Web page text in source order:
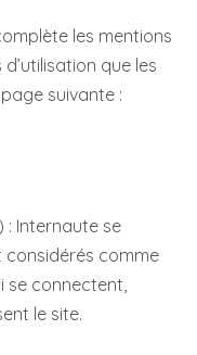
les mentions
que les
suivante :
: Internaute se
considérés comme
se connectent,
le site.